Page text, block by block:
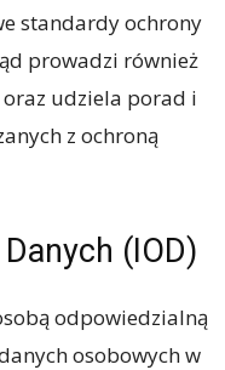
standardy ochrony
prowadzi również
udziela porad i
z ochroną
(IOD)
odpowiedzialną
osobowych w